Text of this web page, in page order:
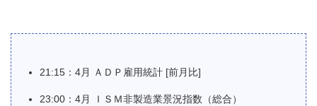
21:15：4月 ＡＤＰ雇用統計 [前月比]
23:00：4月 ＩＳＭ非製造業景況指数（総合）